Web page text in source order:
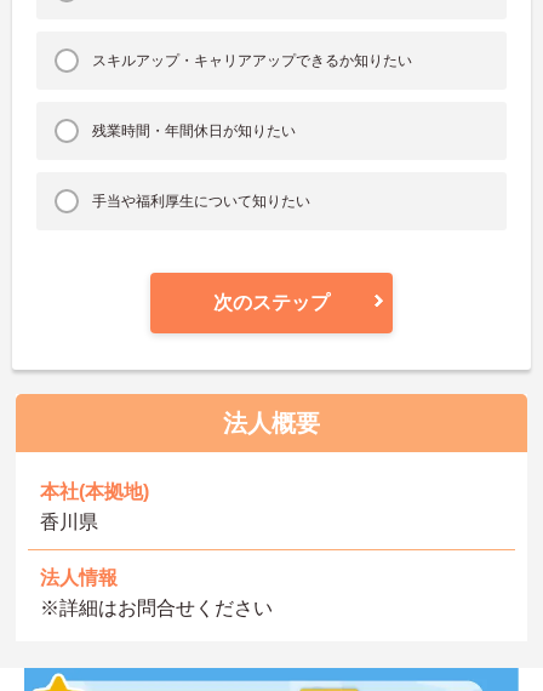
スキルアップ・キャリアアップできるか知りたい
残業時間・年間休日が知りたい
手当や福利厚生について知りたい
次のステップ
法人概要
本社(本拠地)
香川県
法人情報
※詳細はお問合せください